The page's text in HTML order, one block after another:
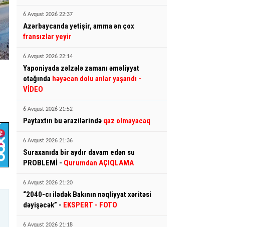
6 Avqust 2026 22:37
Azərbaycanda yetişir, amma ən çox
fransızlar yeyir
6 Avqust 2026 22:14
Yaponiyada zəlzələ zamanı əməliyyat
otağında həyəcan dolu anlar yaşandı -
VİDEO
6 Avqust 2026 21:52
Paytaxtın bu ərazilərində qaz olmayacaq
6 Avqust 2026 21:36
Suraxanıda bir aydır davam edən su
PROBLEMİ - Qurumdan AÇIQLAMA
6 Avqust 2026 21:20
“2040-cı ilədək Bakının nəqliyyat xəritəsi
dəyişəcək” - EKSPERT - FOTO
6 Avqust 2026 21:18